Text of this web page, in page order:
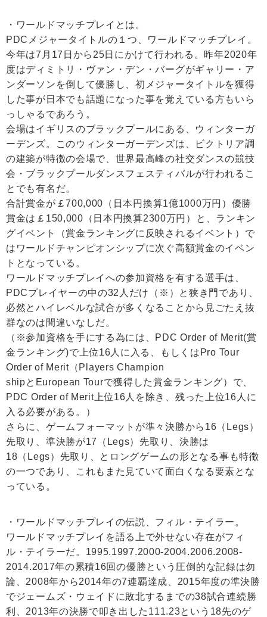
・ワールドマッチプレイとは。
PDCメジャータイトルの１つ、ワールドマッチプレイ。
今年は7月17日から25日にかけて行われる。昨年2020年
度はディミトリ・ヴァン・デン・バーグがギャリー・ア
ンダーソンを倒して優勝し、初メジャータイトルを獲得
した事が日本でも話題になった事を覚えている方もいら
っしゃるであろう。
会場はイギリスのブラックプールにある、ウィンターガ
ーデンズ。このウィンターガーデンズは、ビクトリア調
の建築が特徴の会場で、世界最高峰の社交ダンスの競技
会・ブラックプールダンスフェスティバルが行われるこ
とでも有名だ。
合計賞金が￡700,000（日本円換算1億1000万円）優勝
賞金は￡150,000（日本円換算2300万円）と、ランキン
グイベント（賞金ランキングに反映されるイベント）で
はワールドチャンピオンシップに次ぐ高額賞金のイベン
トとなっている。
ワールドマッチプレイへの参加資格を有する選手は、
PDCプレイヤーの中の32人だけ（※）と狭き門であり、
必然とハイレベルな試合が多くなることから見ごたえ抜
群なのは間違いなしだ。
（※参加資格を手にする為には、PDC Order of Merit(賞
金ランキング)で上位16人に入る、もしくはPro Tour
Order of Merit（Players Champion
shipとEuropean Tourで獲得した賞金ランキング）で、
PDC Order of Merit上位16人を除き、残った上位16人に
入る必要がある。）
さらに、ゲームフォーマットが準々決勝から16（Legs）
先取り、準決勝が17（Legs）先取り、決勝は
18（Legs）先取り、とロングゲームの形となる事も特徴
の一つであり、これもまた見ていて面白くなる要素とな
っている。
・ワールドマッチプレイの伝説、フィル・テイラー。
ワールドマッチプレイを語る上で外せない存在がフィ
ル・テイラーだ。1995.1997.2000-2004.2006.2008-
2014.2017年の累積16回の優勝という圧倒的な記録は勿
論、2008年から2014年の7連覇達成、2015年度の準決勝
でジェームズ・ウェイドに敗北するまでの38試合連続勝
利、2013年の決勝で叩き出した111.23という18先のゲ